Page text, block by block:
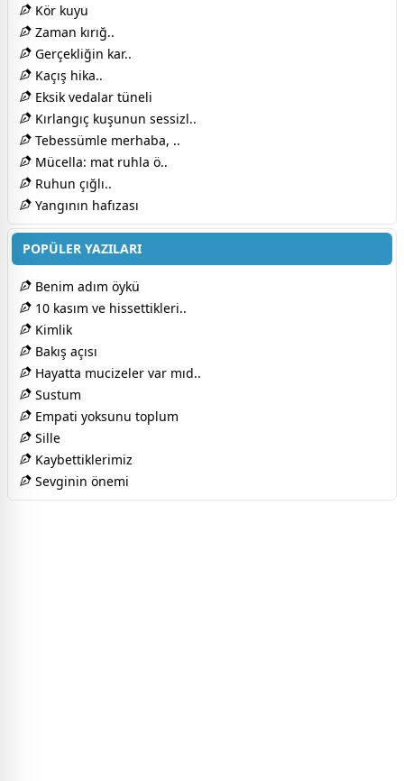
Kör kuyu
Zaman kırığ..
Gerçekliğin kar..
Kaçış hika..
Eksik vedalar tüneli
Kırlangıç kuşunun sessizl..
Tebessümle merhaba, ..
Mücella: mat ruhla ö..
Ruhun çığlı..
Yangının hafızası
POPÜLER YAZILARI
Benim adım öykü
10 kasım ve hissettikleri..
Kimlik
Bakış açısı
Hayatta mucizeler var mıd..
Sustum
Empati yoksunu toplum
Sille
Kaybettiklerimiz
Sevginin önemi